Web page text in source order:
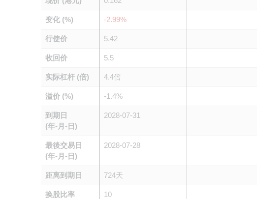
变化 (%) -2.99%
行使价 5.42
收回价 5.5
实际杠杆 (倍) 4.4倍
溢价 (%) -1.4%
到期日
(年-月-日)
2028-07-31
最後交易日
(年-月-日)
2028-07-28
距离到期日 724天
换股比率 10